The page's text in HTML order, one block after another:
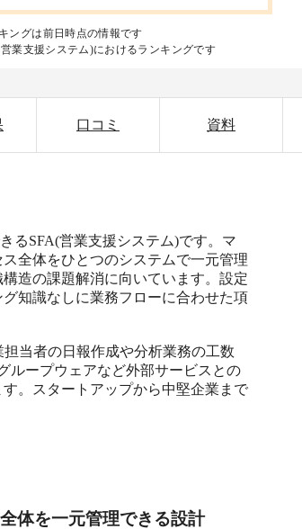
ングは前日時点の情報です
業支援システム)におけるランキングです
口コミ 資料
るSFA(営業支援システム)です。マ
全体をひとつのシステムで一元管理
造の課題解消に向いています。設定
知識なしに業務フローに合わせた項
当者の日報作成や分析業務の工数
ループウェアなど外部サービスとの
。スタートアップから中堅企業まで
体を一元管理できる設計